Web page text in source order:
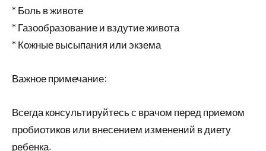
* Боль в животе
* Газообразование и вздутие живота
* Кожные высыпания или экзема
Важное примечание:
Всегда консультируйтесь с врачом перед приемом
пробиотиков или внесением изменений в диету
ребенка.